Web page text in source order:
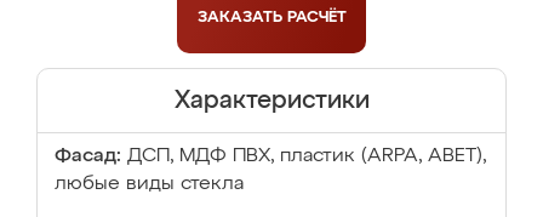
ЗАКАЗАТЬ РАСЧЁТ
Характеристики
Фасад: ДСП, МДФ ПВХ, пластик (ARPA, ABET),
любые виды стекла